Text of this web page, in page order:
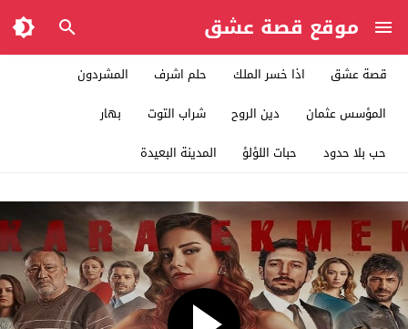
موقع قصة عشق
قصة عشق اذا خسر الملك حلم اشرف
المشردون
المؤسس عثمان
دين الروح شراب التوت
بهار
حب بلا حدود
حبات اللؤلؤ المدينة البعيدة